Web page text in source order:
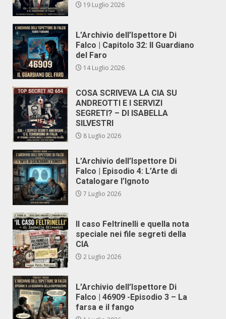
19 Luglio 2026
L’Archivio dell’Ispettore Di
Falco | Capitolo 32: Il Guardiano
del Faro
14 Luglio 2026
COSA SCRIVEVA LA CIA SU
ANDREOTTI E I SERVIZI
SEGRETI? – DI ISABELLA
SILVESTRI
8 Luglio 2026
L’Archivio dell’Ispettore Di
Falco | Episodio 4: L’Arte di
Catalogare l’Ignoto
7 Luglio 2026
Il caso Feltrinelli e quella nota
speciale nei file segreti della
CIA
2 Luglio 2026
L’Archivio dell’Ispettore Di
Falco | 46909 -Episodio 3 – La
farsa e il fango